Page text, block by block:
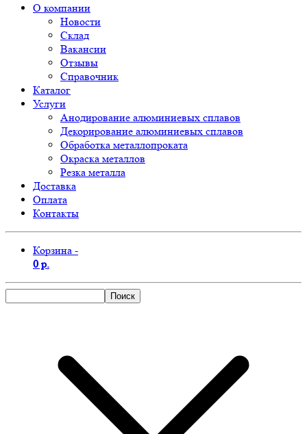
О компании
Новости
Склад
Вакансии
Отзывы
Справочник
Каталог
Услуги
Анодирование алюминиевых сплавов
Декорирование алюминиевых сплавов
Обработка металлопроката
Окраска металлов
Резка металла
Доставка
Оплата
Контакты
Корзина -
0 р.